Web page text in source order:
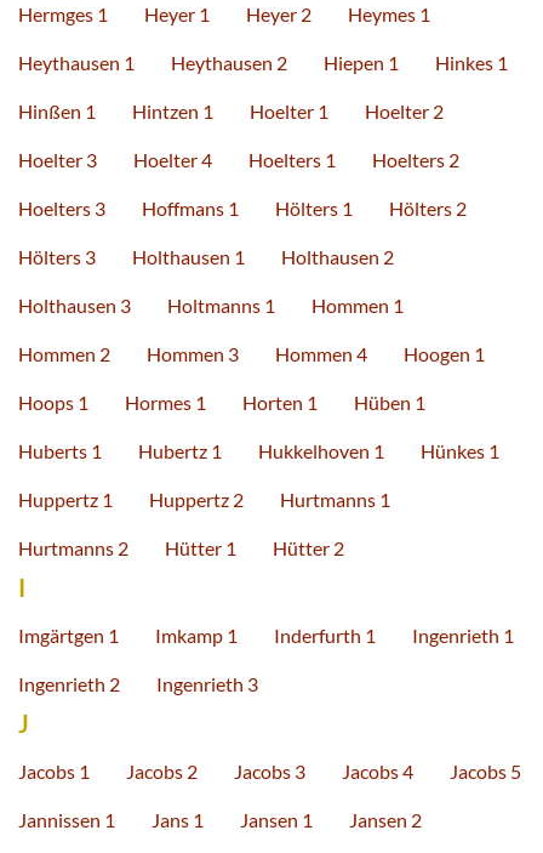
Hermges 1 Heyer 1 Heyer 2 Heymes 1
Heythausen 1 Heythausen 2 Hiepen 1 Hinkes 1
Hinßen 1 Hintzen 1 Hoelter 1 Hoelter 2
Hoelter 3 Hoelter 4 Hoelters 1 Hoelters 2
Hoelters 3 Hoffmans 1 Hölters 1 Hölters 2
Hölters 3 Holthausen 1 Holthausen 2
Holthausen 3 Holtmanns 1 Hommen 1
Hommen 2 Hommen 3 Hommen 4 Hoogen 1
Hoops 1 Hormes 1 Horten 1 Hüben 1
Huberts 1 Hubertz 1 Hukkelhoven 1 Hünkes 1
Huppertz 1 Huppertz 2 Hurtmanns 1
Hurtmanns 2 Hütter 1 Hütter 2
I
Imgärtgen 1 Imkamp 1 Inderfurth 1 Ingenrieth 1
Ingenrieth 2 Ingenrieth 3
J
Jacobs 1 Jacobs 2 Jacobs 3 Jacobs 4 Jacobs 5
Jannissen 1 Jans 1 Jansen 1 Jansen 2